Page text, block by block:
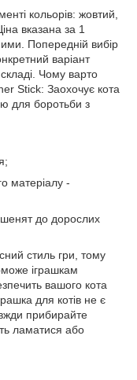
кольорів: жовтий,
вказана за 1
Попередній вибір
варіант
Чому варто
Stick: Заохочує кота
для боротьби з
матеріалу -
до дорослих
стиль гри, тому
іграшкам
вашого кота
для котів не є
прибирайте
ламатися або